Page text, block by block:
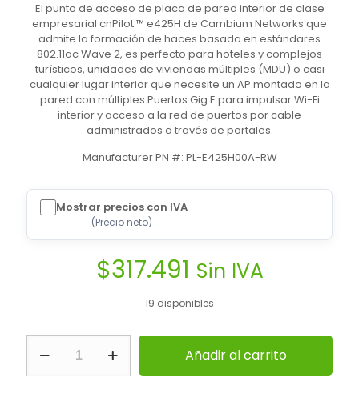
El punto de acceso de placa de pared interior de clase
empresarial cnPilot ™ e425H de Cambium Networks que
admite la formación de haces basada en estándares
802.11ac Wave 2, es perfecto para hoteles y complejos
turísticos, unidades de viviendas múltiples (MDU) o casi
cualquier lugar interior que necesite un AP montado en la
pared con múltiples Puertos Gig E para impulsar Wi-Fi
interior y acceso a la red de puertos por cable
administrados a través de portales.
Manufacturer PN #: PL-E425H00A-RW
Mostrar precios con IVA
(Precio neto)
$317.491 Sin IVA
19 disponibles
Networks
|
Añadir al carrito